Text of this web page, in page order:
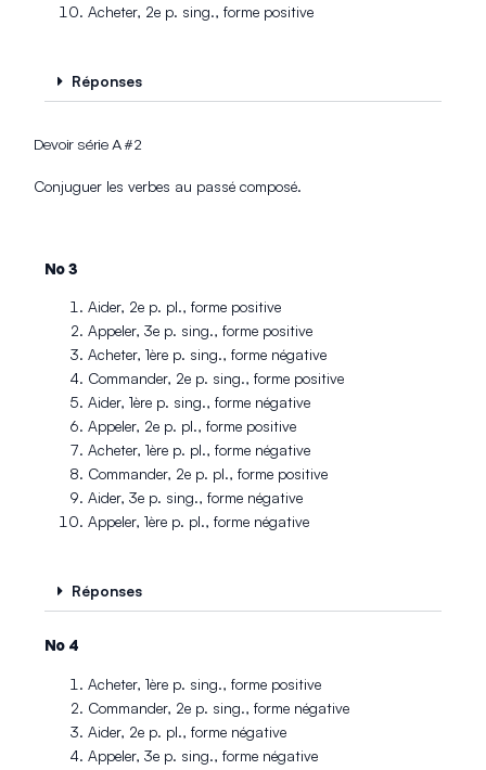
Acheter, 2e p. sing., forme positive
Réponses
Devoir série A #2
Conjuguer les verbes au passé composé.
No 3
Aider, 2e p. pl., forme positive
Appeler, 3e p. sing., forme positive
Acheter, 1ère p. sing., forme négative
Commander, 2e p. sing., forme positive
Aider, 1ère p. sing., forme négative
Appeler, 2e p. pl., forme positive
Acheter, 1ère p. pl., forme négative
Commander, 2e p. pl., forme positive
Aider, 3e p. sing., forme négative
Appeler, 1ère p. pl., forme négative
Réponses
No 4
Acheter, 1ère p. sing., forme positive
Commander, 2e p. sing., forme négative
Aider, 2e p. pl., forme négative
Appeler, 3e p. sing., forme négative